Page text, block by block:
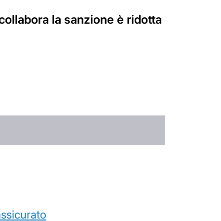
la sanzione è ridotta